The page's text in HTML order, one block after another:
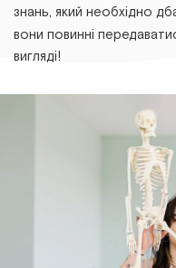
знань, який необхідно
вони повинні
вигляді!